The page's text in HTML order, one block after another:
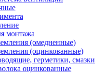
монтажа
(омедненные)
(оцинкованные)
герметики, смазки
оцинкованные